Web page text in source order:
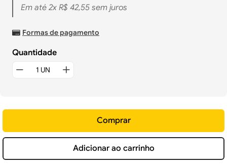
Em até 2x R$ 42,55sem juros
Formas de pagamento
Quantidade
Adicionar ao carrinho
Comprar